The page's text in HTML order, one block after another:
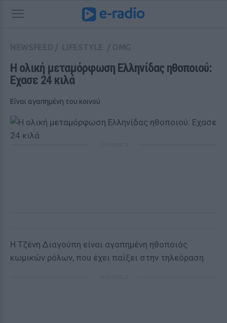
Η ολική μεταμόρφωση Ελληνίδας ηθοποιού:
Εχασε 24 κιλά
Είναι αγαπημένη του κοινού
Η Τζένη Διαγούπη είναι αγαπημένη ηθοποιός
κωμικών ρόλων, που έχει παίξει στην τηλεόραση.